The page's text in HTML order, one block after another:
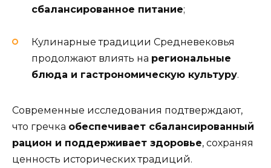
сбалансированное питание;
Кулинарные традиции Средневековья
продолжают влиять на региональные
блюда и гастрономическую культуру.
Современные исследования подтверждают,
что гречка обеспечивает сбалансированный
рацион и поддерживает здоровье, сохраняя
ценность исторических традиций.